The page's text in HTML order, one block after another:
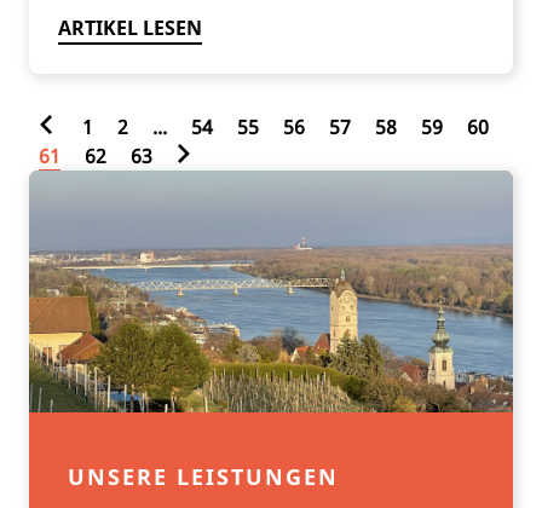
ARTIKEL LESEN
1 2 ... 54 55 56 57 58 59
60
61
62 63
UNSERE LEISTUNGEN